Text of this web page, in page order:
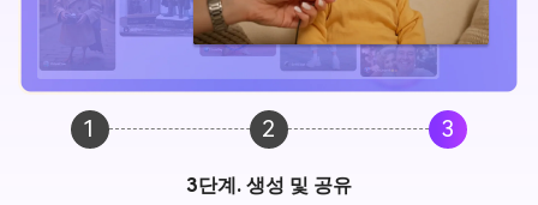
1 2 3
3단계. 생성 및 공유